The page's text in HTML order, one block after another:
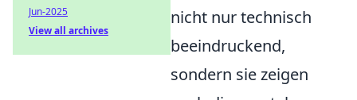
nicht nur technisch
beeindruckend,
sondern sie zeigen
Jun-2025
View all archives